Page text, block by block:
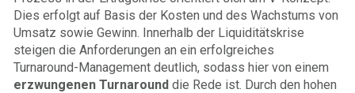
Dies erfolgt auf Basis der Kosten und des Wachstums von
Umsatz sowie Gewinn. Innerhalb der Liquiditätskrise
steigen die Anforderungen an ein erfolgreiches
Turnaround-Management deutlich, sodass hier von einem
erzwungenen Turnaround die Rede ist. Durch den hohen